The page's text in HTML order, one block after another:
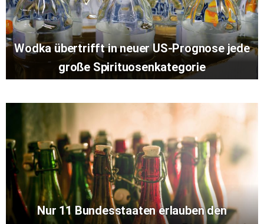
Wodka übertrifft in neuer US-Prognose jede
große Spirituosenkategorie
Nur 11 Bundesstaaten erlauben den